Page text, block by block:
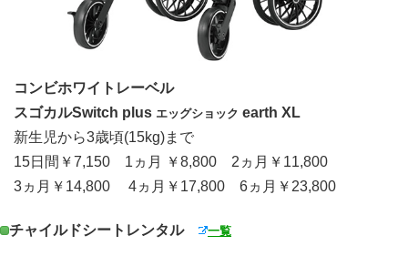
コンビホワイトレーベル
スゴカルSwitch plus エッグショック earth XL
新生児から3歳頃(15kg)まで
15日間￥7,150 1ヵ月 ￥8,800 2ヵ月￥11,800
3ヵ月￥14,800 4ヵ月￥17,800 6ヵ月￥23,800
チャイルドシートレンタル 一覧